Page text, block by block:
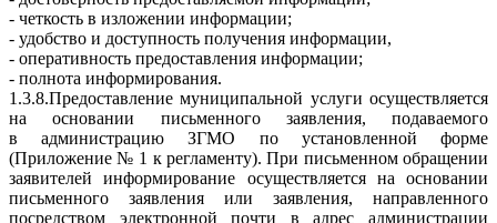
- четкость в изложении информации;
- удобство и доступность получения информации,
- оперативность предоставления информации;
- полнота информирования.
1.3.8.Предоставление муниципальной услуги осуществляется
на основании письменного заявления, подаваемого
в администрацию ЗГМО по установленной форме
(Приложение № 1 к регламенту). При письменном обращении
заявителей информирование осуществляется на основании
письменного заявления или заявления, направленного
посредством электронной почти в адрес администрации